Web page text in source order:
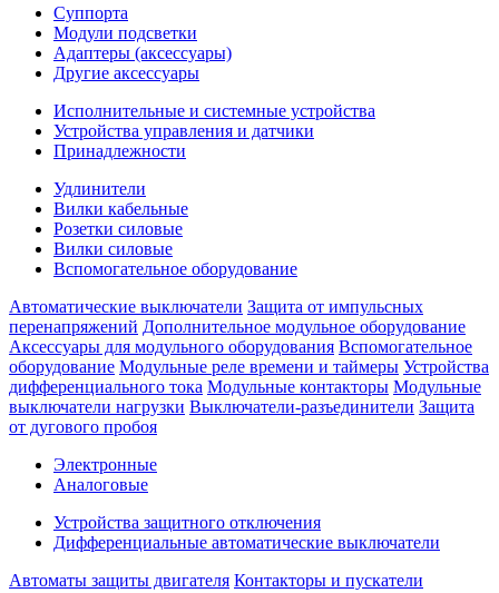
Суппорта
Модули подсветки
Адаптеры (аксессуары)
Другие аксессуары
Исполнительные и системные устройства
Устройства управления и датчики
Принадлежности
Удлинители
Вилки кабельные
Розетки силовые
Вилки силовые
Вспомогательное оборудование
Автоматические выключатели Защита от импульсных
перенапряжений Дополнительное модульное оборудование
Аксессуары для модульного оборудования Вспомогательное
оборудование Модульные реле времени и таймеры Устройства
дифференциального тока Модульные контакторы Модульные
выключатели нагрузки Выключатели-разъединители Защита
от дугового пробоя
Электронные
Аналоговые
Устройства защитного отключения
Дифференциальные автоматические выключатели
Автоматы защиты двигателя Контакторы и пускатели